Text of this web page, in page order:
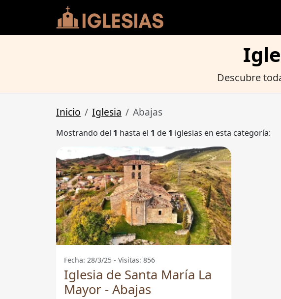
Descubre
Inicio Iglesia Abajas
Mostrando del 1 hasta el 1 de 1 iglesias en esta categoría:
Fecha: 28/3/25 - Visitas: 856
Iglesia de Santa María La
Mayor - Abajas